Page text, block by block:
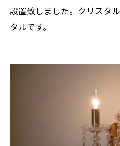
設置致しました。クリスタ
タルです。